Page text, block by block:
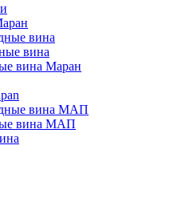
вина
вина
вина Маран
вина МАП
вина МАП